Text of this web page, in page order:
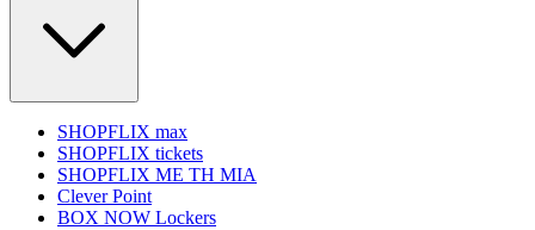
SHOPFLIX max
SHOPFLIX tickets
SHOPFLIX ΜΕ ΤΗ ΜΙΑ
Clever Point
BOX NOW Lockers